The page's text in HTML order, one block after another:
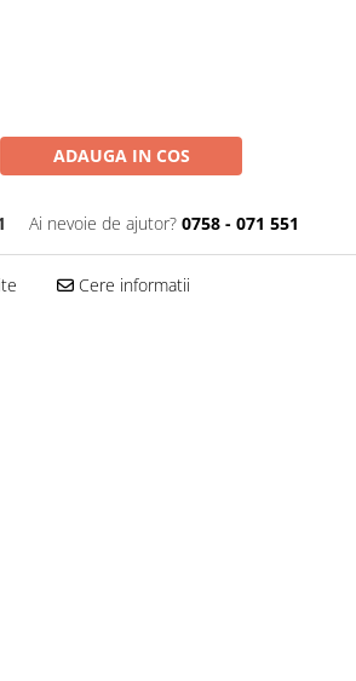
ADAUGA IN COS
Ai nevoie de ajutor? 0758 - 071 551
Cere informatii